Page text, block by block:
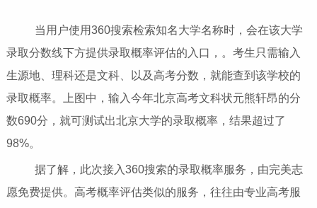
当用户使用360搜索检索知名大学名称时，会在该大学
录取分数线下方提供录取概率评估的入口，。考生只需输入
生源地、理科还是文科、以及高考分数，就能查到该学校的
录取概率。上图中，输入今年北京高考文科状元熊轩昂的分
数690分，就可测试出北京大学的录取概率，结果超过了
98%。
据了解，此次接入360搜索的录取概率服务，由完美志
愿免费提供。高考概率评估类似的服务，往往由专业高考服